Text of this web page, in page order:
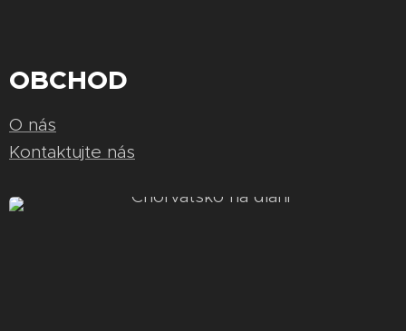
OBCHOD
O nás
Kontaktujte nás